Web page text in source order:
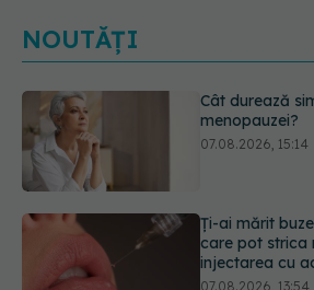
NOUTĂȚI
Ți-ai mărit
care pot strica
injectarea cu
Alina Pușcău
care i-a
la sân. Am